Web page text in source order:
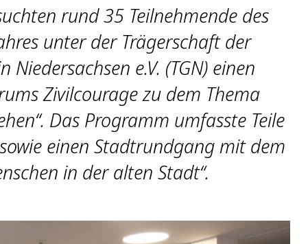
rund 35 Teilnehmende des
unter der Trägerschaft der
Niedersachsen e.V. (TGN) einen
Zivilcourage zu dem Thema
Das Programm umfasste Teile
einen Stadtrundgang mit dem
in der alten Stadt“.